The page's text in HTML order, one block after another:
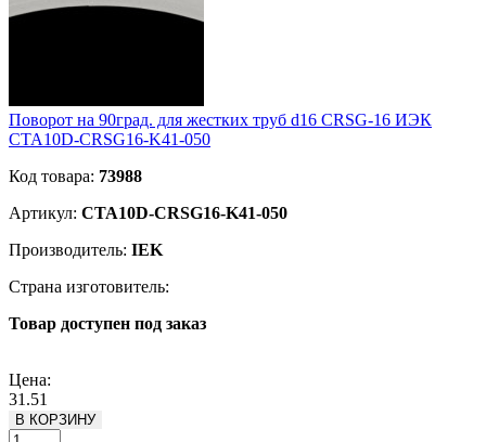
Поворот на 90град. для жестких труб d16 CRSG-16 ИЭК
CTA10D-CRSG16-K41-050
Код товара: 73988
Артикул: CTA10D-CRSG16-K41-050
Производитель: IEK
Страна изготовитель:
Товар доступен под заказ
Цена:
31.51
В КОРЗИНУ